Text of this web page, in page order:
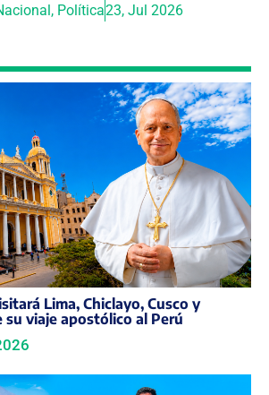
, Política23, Jul 2026
Lima, Chiclayo, Cusco y
su viaje apostólico al Perú